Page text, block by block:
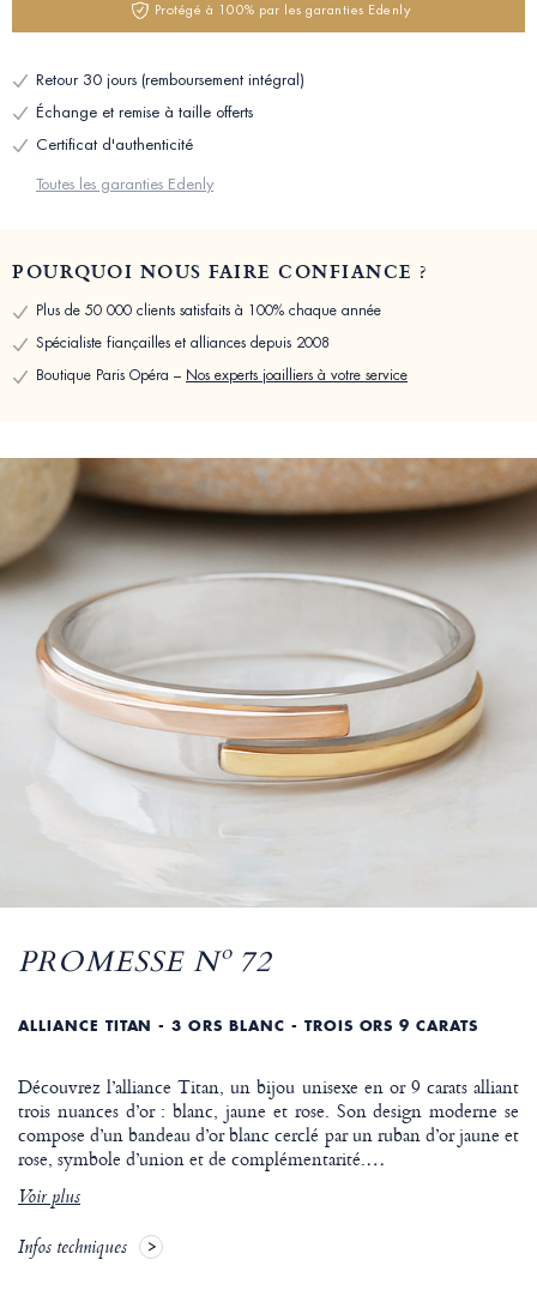
Protégé à 100% par les garanties Edenly
Retour 30 jours (remboursement intégral)
Échange et remise à taille offerts
Certificat d'authenticité
Toutes les garanties Edenly
POURQUOI NOUS FAIRE CONFIANCE ?
Plus de 50 000 clients satisfaits à 100% chaque année
Spécialiste fiançailles et alliances depuis 2008
Boutique Paris Opéra – Nos experts joailliers à votre service
PROMESSE Nº 72
ALLIANCE TITAN - 3 ORS BLANC - TROIS ORS 9 CARATS
Découvrez l’alliance Titan, un bijou unisexe en or 9 carats alliant
trois nuances d’or : blanc, jaune et rose. Son design moderne se
compose d’un bandeau d’or blanc cerclé par un ruban d’or jaune et
rose, symbole d’union et de complémentarité.…
Voir plus
Infos techniques